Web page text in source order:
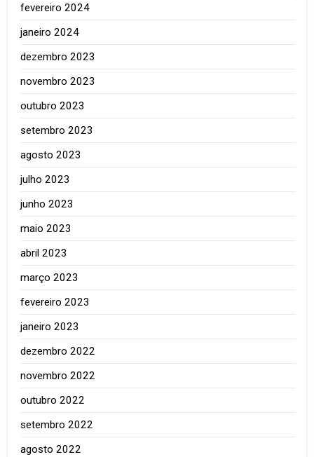
fevereiro 2024
janeiro 2024
dezembro 2023
novembro 2023
outubro 2023
setembro 2023
agosto 2023
julho 2023
junho 2023
maio 2023
abril 2023
março 2023
fevereiro 2023
janeiro 2023
dezembro 2022
novembro 2022
outubro 2022
setembro 2022
agosto 2022